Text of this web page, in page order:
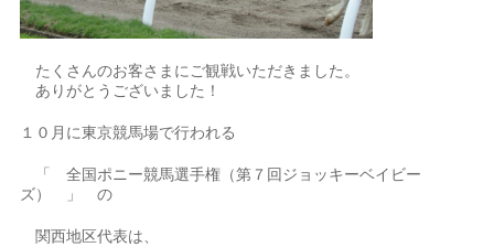
たくさんのお客さまにご観戦いただきました。
ありがとうございました！
１０月に東京競馬場で行われる
「 全国ポニー競馬選手権（第７回ジョッキーベイビー
ズ） 」 の
関西地区代表は、